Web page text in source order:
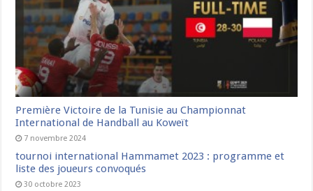
Première Victoire de la Tunisie au Championnat
International de Handball au Koweït
7 novembre 2024
tournoi international Hammamet 2023 : programme et
liste des joueurs convoqués
30 octobre 2023